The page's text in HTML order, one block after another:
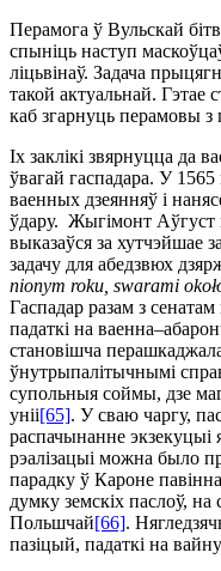
Перамога ў Вульскай
спыніць наступ
ліцьвінаў. Задача
такой актуальнай. Гэтае
каб згарнуць перамовы з
Іх заклікі звярнуцца да
ўвагай гаспадара. У
ваенных дзеянняў і
ўдару. Жыгімонт Аўгуст
выказаўся за хутчэйшае
задачу для абедзвюх
nionym roku, swarami
Гас­падар разам з
падаткі на
становішча
ўнутрыпалітычнымі
супольныя соймы, дзе
уніі[65]. У сваю чаргу,
распачынанне экзекуцыі
рэалізацыі можна было
парадку ў Кароне
думку земскіх паслоў, на
Польшчай[66].
пазіцый, падаткі на